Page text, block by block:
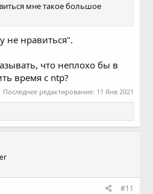
мне такое большое
не нравиться".
что неплохо бы в
время с ntp?
Последнее редактирование: 11 Янв 2021
#11